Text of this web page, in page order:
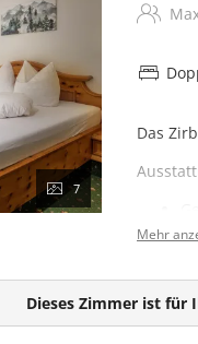
7
Das
Mehr
Dieses Zimmer ist für